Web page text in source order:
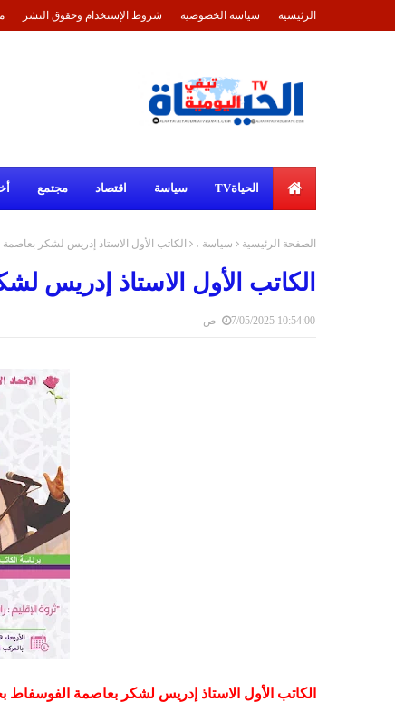
الرئيسية سياسة الخصوصية شروط الإستخدام وحقوق النشر
الحياةTV سياسة اقتصاد مجتمع
الصفحة الرئيسية سياسة ، الكاتب الأول الاستاذ إدريس لشكر
الكاتب الأول الاستاذ إدريس
7/05/2025 10:54:00 ص
الكاتب الأول الاستاذ إدريس لشكر بعاصمة الفوسفاط